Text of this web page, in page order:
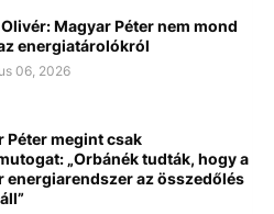
Magyar Péter nem mond
energiatárolókról
06, 2026
Péter megint csak
„Orbánék tudták, hogy a
energiarendszer az összedőlés